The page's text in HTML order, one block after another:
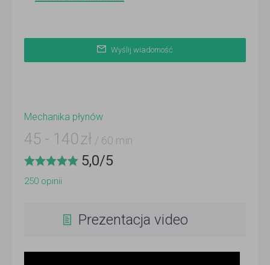
Wyślij wiadomość
Mechanika płynów
45 - 140 zł / 60 min
5,0/5
250 opinii
Prezentacja video